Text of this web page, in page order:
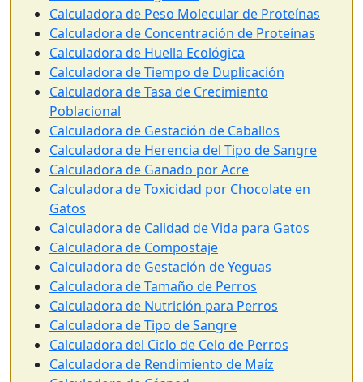
Calculadora de Peso Molecular de Proteínas
Calculadora de Concentración de Proteínas
Calculadora de Huella Ecológica
Calculadora de Tiempo de Duplicación
Calculadora de Tasa de Crecimiento
Poblacional
Calculadora de Gestación de Caballos
Calculadora de Herencia del Tipo de Sangre
Calculadora de Ganado por Acre
Calculadora de Toxicidad por Chocolate en
Gatos
Calculadora de Calidad de Vida para Gatos
Calculadora de Compostaje
Calculadora de Gestación de Yeguas
Calculadora de Tamaño de Perros
Calculadora de Nutrición para Perros
Calculadora de Tipo de Sangre
Calculadora del Ciclo de Celo de Perros
Calculadora de Rendimiento de Maíz